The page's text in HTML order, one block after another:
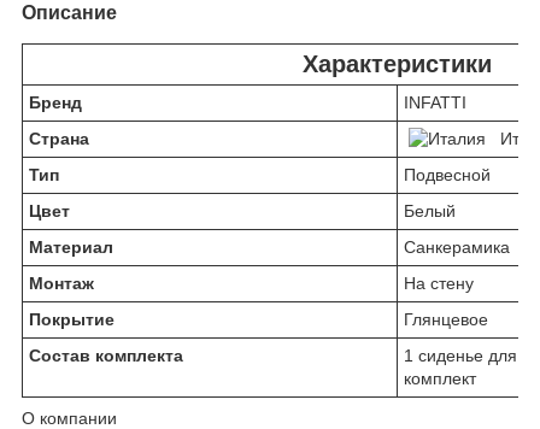
Описание
Характеристики
Бренд
INFATTI
Страна
Тип
Подвесной
Цвет
Белый
Материал
Санкерамика
Монтаж
На стену
Покрытие
Глянцевое
Состав комплекта
1 сиденье для
комплект
О компании